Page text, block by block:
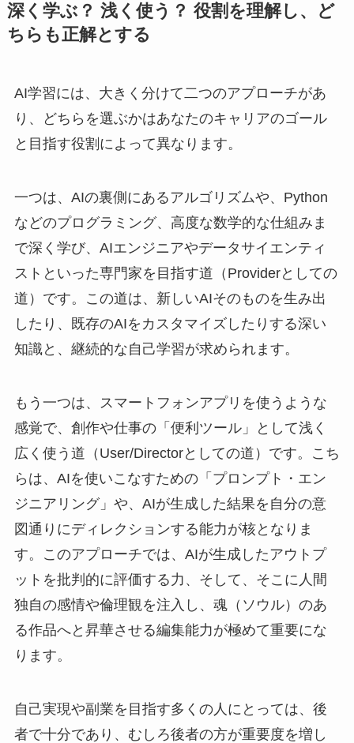
深く学ぶ？ 浅く使う？ 役割を理解し、ど
ちらも正解とする
AI学習には、大きく分けて二つのアプローチがあ
り、どちらを選ぶかはあなたのキャリアのゴール
と目指す役割によって異なります。
一つは、AIの裏側にあるアルゴリズムや、Python
などのプログラミング、高度な数学的な仕組みま
で深く学び、AIエンジニアやデータサイエンティ
ストといった専門家を目指す道（Providerとしての
道）です。この道は、新しいAIそのものを生み出
したり、既存のAIをカスタマイズしたりする深い
知識と、継続的な自己学習が求められます。
もう一つは、スマートフォンアプリを使うような
感覚で、創作や仕事の「便利ツール」として浅く
広く使う道（User/Directorとしての道）です。こち
らは、AIを使いこなすための「プロンプト・エン
ジニアリング」や、AIが生成した結果を自分の意
図通りにディレクションする能力が核となりま
す。このアプローチでは、AIが生成したアウトプ
ットを批判的に評価する力、そして、そこに人間
独自の感情や倫理観を注入し、魂（ソウル）のあ
る作品へと昇華させる編集能力が極めて重要にな
ります。
自己実現や副業を目指す多くの人にとっては、後
者で十分であり、むしろ後者の方が重要度を増し